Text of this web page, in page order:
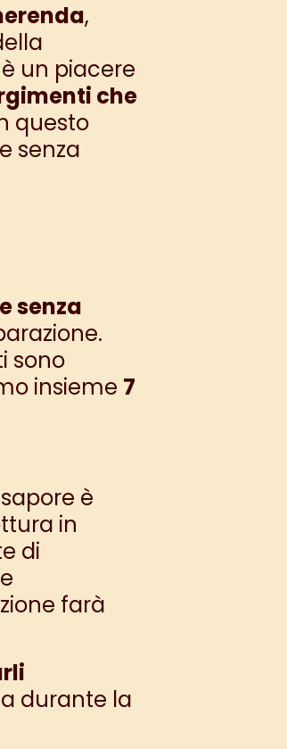
,
un piacere
che
questo
senza
senza
sono
insieme 7
è
in
di
farà
durante la